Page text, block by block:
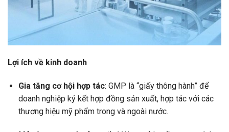
Lợi ích về kinh doanh
Gia tăng cơ hội hợp tác: GMP là “giấy thông hành” để
doanh nghiệp ký kết hợp đồng sản xuất, hợp tác với các
thương hiệu mỹ phẩm trong và ngoài nước.